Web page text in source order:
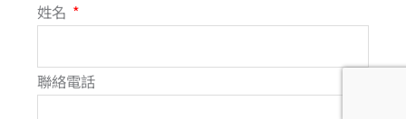
b
o
姓名
聯絡電話